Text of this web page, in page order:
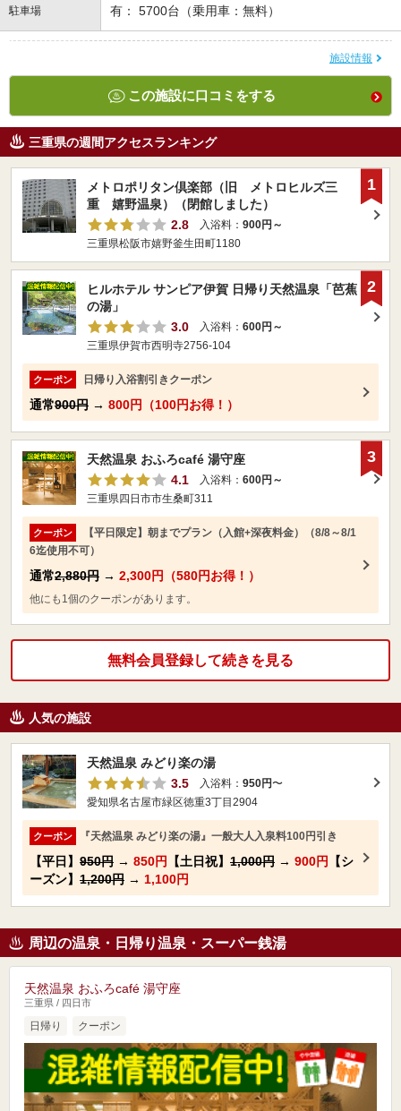
駐車場 有： 5700台（乗用車：無料）
施設情報
この施設に口コミをする
三重県の週間アクセスランキング
メトロポリタン倶楽部（旧 メトロヒルズ三
重 嬉野温泉）（閉館しました）
2.8
入浴料： 900円～
三重県松阪市嬉野釜生田町1180
1
ヒルホテル サンピア伊賀 日帰り天然温泉「芭蕉
の湯」
3.0
入浴料： 600円～
三重県伊賀市西明寺2756-104
クーポン 日帰り入浴割引きクーポン
通常900円 → 800円（100円お得！）
2
天然温泉 おふろcafé 湯守座
4.1
入浴料： 600円～
三重県四日市市生桑町311
クーポン
【平日限定】朝までプラン（入館+深夜料金）（8/8～8/1
6迄使用不可）
通常2,880円 → 2,300円（580円お得！）
他にも1個のクーポンがあります。
3
無料会員登録して続きを見る
人気の施設
天然温泉 みどり楽の湯
3.5
入浴料： 950円〜
愛知県名古屋市緑区徳重3丁目2904
クーポン 『天然温泉 みどり楽の湯』一般大人入泉料100円引き
【平日】 950円 → 850円 【土日祝】 1,000円 → 900円
【シ
ーズン】 1,200円 → 1,100円
周辺の温泉・日帰り温泉・スーパー銭湯
天然温泉 おふろcafé 湯守座
三重県 / 四日市
日帰り クーポン